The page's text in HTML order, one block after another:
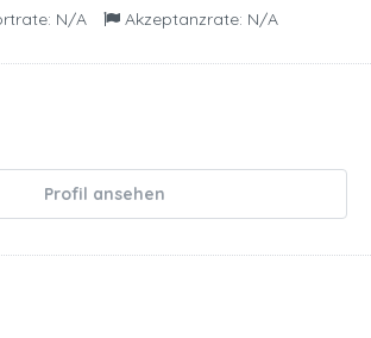
N/A Akzeptanzrate: N/A
Profil ansehen